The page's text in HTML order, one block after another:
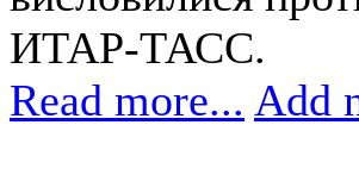
ИТАР-ТАСС.
Read more... Add